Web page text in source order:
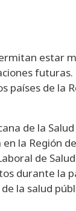
estar
de la
de la
la Región
de
durante la
la salud